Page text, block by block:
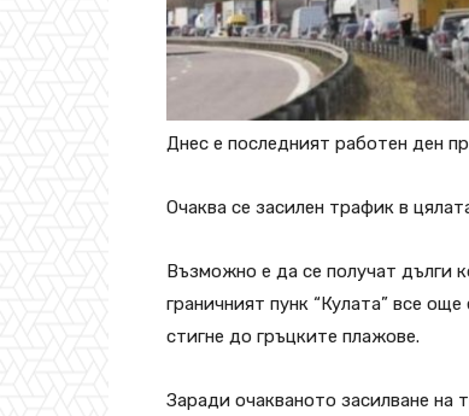
Днес е последният работен ден
Очаква се засилен трафик в
Възможно е да се получат дълги
граничният пунк “Кулата” все
стигне до гръцките плажове.
Заради очакваното засилване на